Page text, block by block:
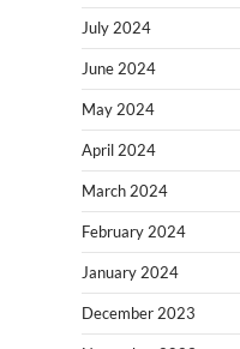
July 2024
June 2024
May 2024
April 2024
March 2024
February 2024
January 2024
December 2023